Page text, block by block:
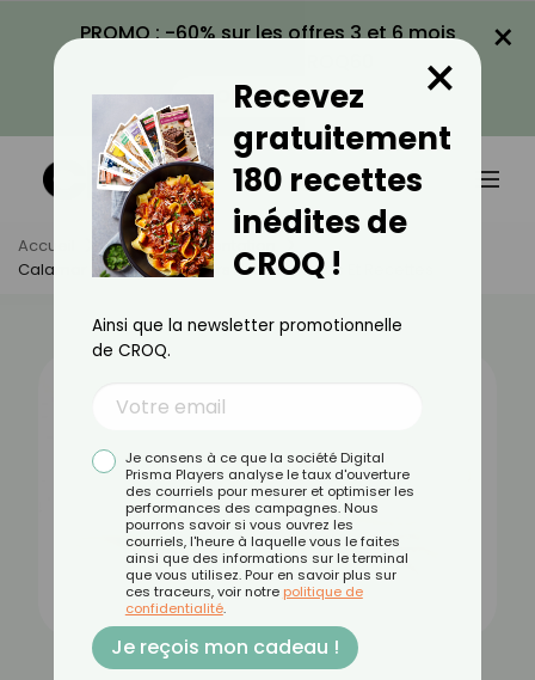
PROMO : -60% sur les offres 3 et 6 mois
VOIR LA PROMO
×
Accueil Actus
Alimentation
Calamar : Bienfaits, Valeurs Nutritionnelles Et Recettes
Recevez
gratuitement
180 recettes
inédites de
CROQ !
×
Ainsi que la newsletter promotionnelle
de CROQ.
Je consens à ce que la société Digital
Prisma Players analyse le taux d'ouverture
des courriels pour mesurer et optimiser les
performances des campagnes. Nous
pourrons savoir si vous ouvrez les
courriels, l'heure à laquelle vous le faites
ainsi que des informations sur le terminal
que vous utilisez. Pour en savoir plus sur
ces traceurs, voir notre politique de
confidentialité.
Je reçois mon cadeau !